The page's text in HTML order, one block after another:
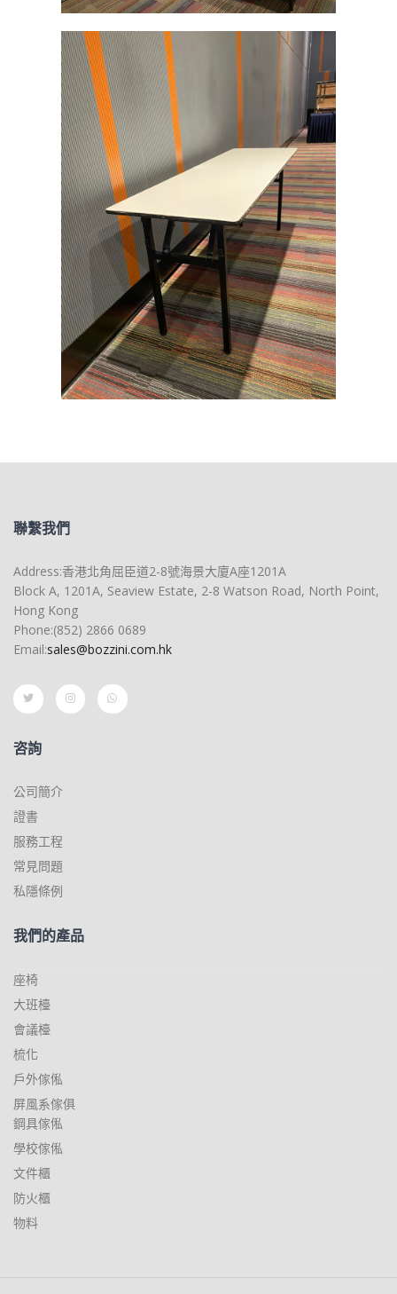
聯繫我們
Address:香港北角屈臣道2-8號海景大廈A座1201A
Block A, 1201A, Seaview Estate, 2-8 Watson Road, North Point,
Hong Kong
Phone:(852) 2866 0689
Email:sales@bozzini.com.hk
咨詢
公司簡介
證書
服務工程
常見問題
私隱條例
我們的產品
座椅
大班檯
會議檯
梳化
戶外傢俬
屏風系傢俱
鋼具傢俬
學校傢俬
文件櫃
防火櫃
物料